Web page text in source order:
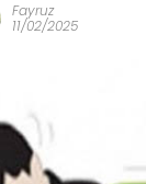
Fayruz
11/02/2025